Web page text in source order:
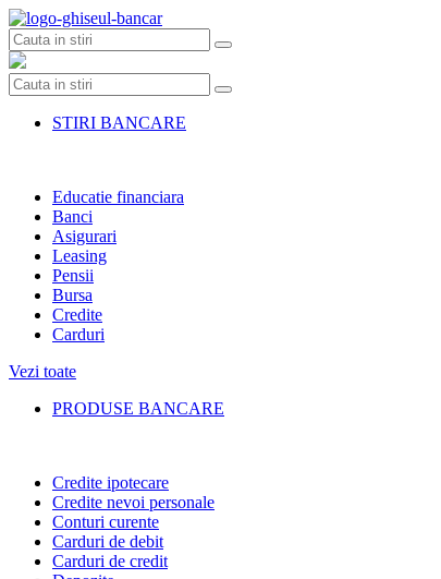
Skip
to
content
STIRI BANCARE
Educatie financiara
Banci
Asigurari
Leasing
Pensii
Bursa
Credite
Carduri
Vezi toate
PRODUSE BANCARE
Credite ipotecare
Credite nevoi personale
Conturi curente
Carduri de debit
Carduri de credit